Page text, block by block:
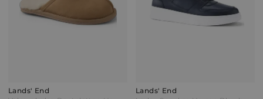
Lands' End
Lands' End